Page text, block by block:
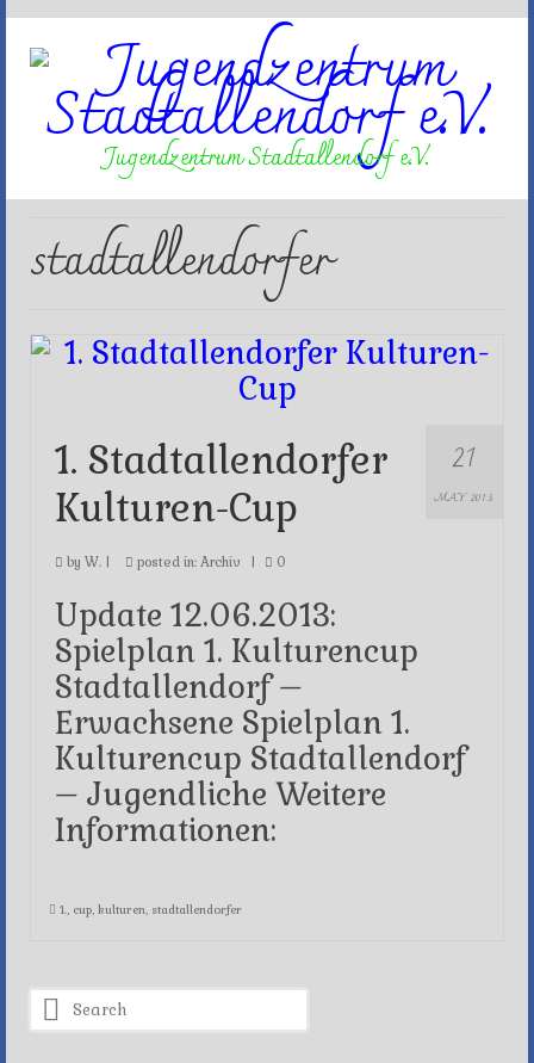
Jugendzentrum Stadtallendorf e.V.
stadtallendorfer
21
MAY 2013
1. Stadtallendorfer
Kulturen-Cup
by W. posted in: Archiv 0
Update 12.06.2013:
Spielplan 1. Kulturencup
Stadtallendorf –
Erwachsene Spielplan 1.
Kulturencup Stadtallendorf
– Jugendliche Weitere
Informationen:
1., cup, kulturen, stadtallendorfer
Search
for: